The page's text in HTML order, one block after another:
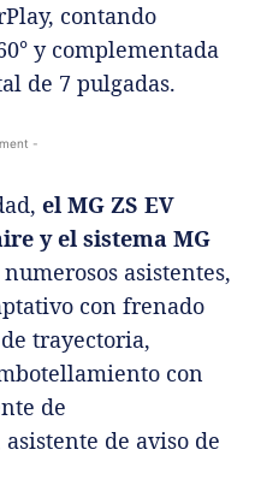
contando
y complementada
de 7 pulgadas.
-
el MG ZS EV
y el sistema MG
asistentes,
con frenado
trayectoria,
con
de
de aviso de